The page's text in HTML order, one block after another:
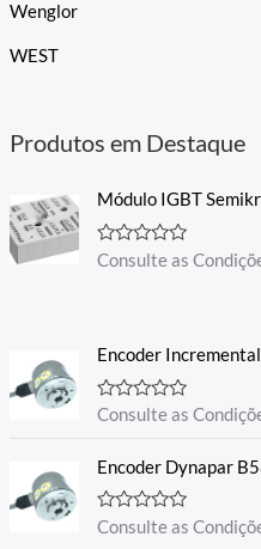
Wenglor
WEST
Produtos em Destaque
Módulo IGBT
A
ç
o
0
d
5
Consulte as
Encoder
A
l
i
a
ç
ã
Consulte as
Encoder Dynapar
A
Consulte as